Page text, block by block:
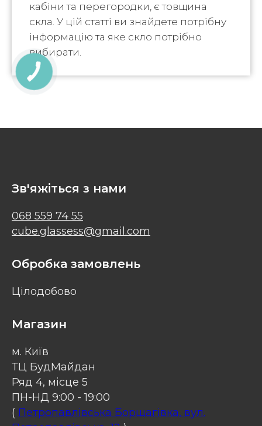
кабіни та перегородки, є товщина
скла. У цій статті ви знайдете потрібну
інформацію та яке скло потрібно
вибирати.
Зв'яжіться з нами
068 559 74 55
cube.glassess@gmail.com
Обробка замовлень
Цілодобово
Магазин
м. Київ
ТЦ БудМайдан
Ряд 4, місце 5
ПН-НД 9:00 - 19:00
( Петропавлівська Борщагівка, вул.